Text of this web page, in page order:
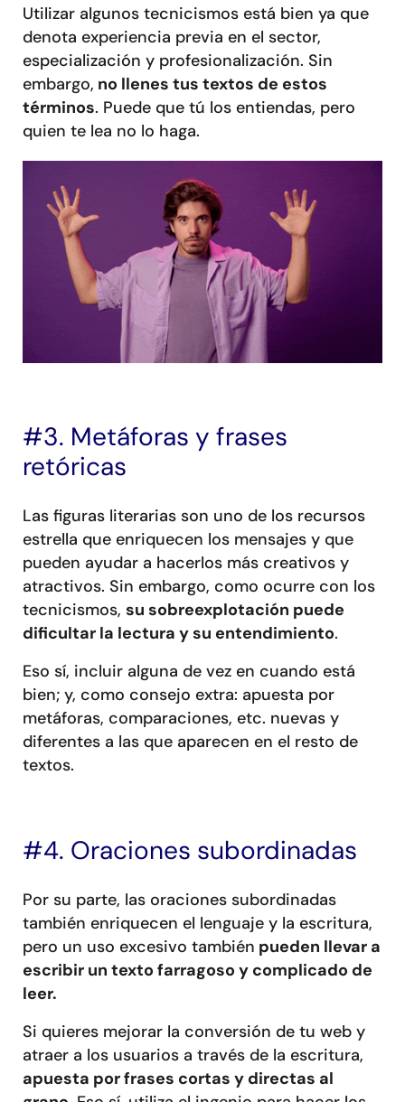
Utilizar algunos tecnicismos está bien ya que
denota experiencia previa en el sector,
especialización y profesionalización. Sin
embargo, no llenes tus textos de estos
términos. Puede que tú los entiendas, pero
quien te lea no lo haga.
#3. Metáforas y frases
retóricas
Las figuras literarias son uno de los recursos
estrella que enriquecen los mensajes y que
pueden ayudar a hacerlos más creativos y
atractivos. Sin embargo, como ocurre con los
tecnicismos, su sobreexplotación puede
dificultar la lectura y su entendimiento.
Eso sí, incluir alguna de vez en cuando está
bien; y, como consejo extra: apuesta por
metáforas, comparaciones, etc. nuevas y
diferentes a las que aparecen en el resto de
textos.
#4. Oraciones subordinadas
Por su parte, las oraciones subordinadas
también enriquecen el lenguaje y la escritura,
pero un uso excesivo también pueden llevar a
escribir un texto farragoso y complicado de
leer.
Si quieres mejorar la conversión de tu web y
atraer a los usuarios a través de la escritura,
apuesta por frases cortas y directas al